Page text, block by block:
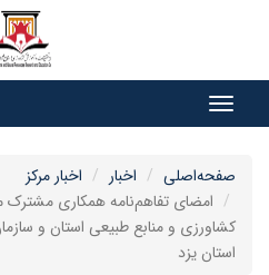
صفحه‌اصلی اخبار
اخبار مرکز
امضای تفاهم‌نامه همکاری مشترک
کشاورزی و منابع طبیعی استان و
استان یزد